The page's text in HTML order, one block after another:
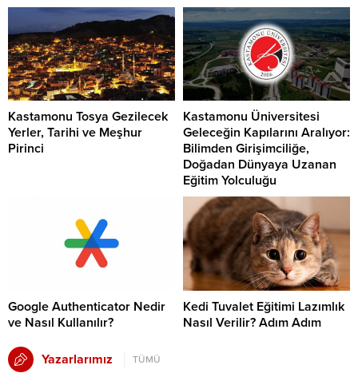
Kastamonu Tosya Gezilecek
Yerler, Tarihi ve Meşhur
Pirinci
Kastamonu Üniversitesi
Geleceğin Kapılarını Aralıyor:
Bilimden Girişimciliğe,
Doğadan Dünyaya Uzanan
Eğitim Yolculuğu
Google Authenticator Nedir
ve Nasıl Kullanılır?
Kedi Tuvalet Eğitimi Lazımlık
Nasıl Verilir? Adım Adım
Yazarlarımız TÜMÜ